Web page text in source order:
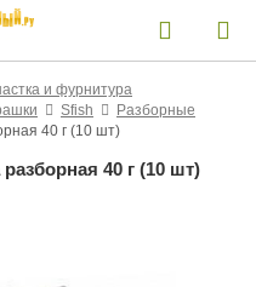
и фурнитура
Sfish
Разборные
40 г (10 шт)
40 г (10 шт)